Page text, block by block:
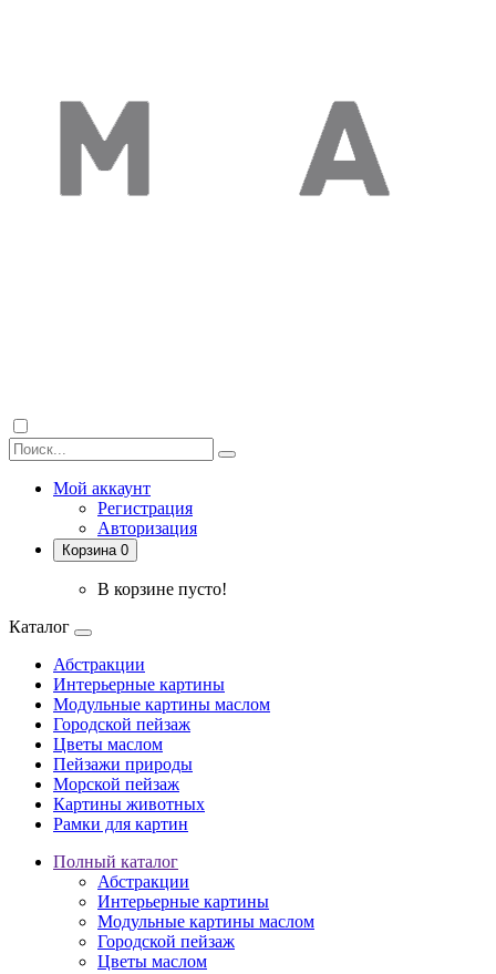
Мой аккаунт
Регистрация
Авторизация
Корзина 0
В корзине пусто!
Каталог
Абстракции
Интерьерные картины
Модульные картины маслом
Городской пейзаж
Цветы маслом
Пейзажи природы
Морской пейзаж
Картины животных
Рамки для картин
Полный каталог
Абстракции
Интерьерные картины
Модульные картины маслом
Городской пейзаж
Цветы маслом